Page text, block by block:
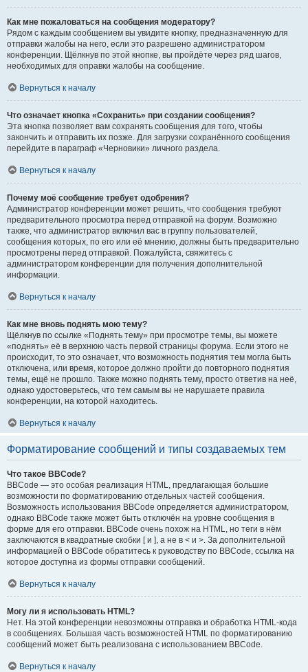
Как мне пожаловаться на сообщения модератору?
Рядом с каждым сообщением вы увидите кнопку, предназначенную для
отправки жалобы на него, если это разрешено администратором
конференции. Щёлкнув по этой кнопке, вы пройдёте через ряд шагов,
необходимых для оправки жалобы на сообщение.
Вернуться к началу
Что означает кнопка «Сохранить» при создании сообщения?
Эта кнопка позволяет вам сохранять сообщения для того, чтобы
закончить и отправить их позже. Для загрузки сохранённого сообщения
перейдите в параграф «Черновики» личного раздела.
Вернуться к началу
Почему моё сообщение требует одобрения?
Администратор конференции может решить, что сообщения требуют
предварительного просмотра перед отправкой на форум. Возможно
также, что администратор включил вас в группу пользователей,
сообщения которых, по его или её мнению, должны быть предварительно
просмотрены перед отправкой. Пожалуйста, свяжитесь с
администратором конференции для получения дополнительной
информации.
Вернуться к началу
Как мне вновь поднять мою тему?
Щёлкнув по ссылке «Поднять тему» при просмотре темы, вы можете
«поднять» её в верхнюю часть первой страницы форума. Если этого не
происходит, то это означает, что возможность поднятия тем могла быть
отключена, или время, которое должно пройти до повторного поднятия
темы, ещё не прошло. Также можно поднять тему, просто ответив на неё,
однако удостоверьтесь, что тем самым вы не нарушаете правила
конференции, на которой находитесь.
Вернуться к началу
Форматирование сообщений и типы создаваемых тем
Что такое BBCode?
BBCode — это особая реализация HTML, предлагающая большие
возможности по форматированию отдельных частей сообщения.
Возможность использования BBCode определяется администратором,
однако BBCode также может быть отключён на уровне сообщения в
форме для его отправки. BBCode очень похож на HTML, но теги в нём
заключаются в квадратные скобки [ и ], а не в < и >. За дополнительной
информацией о BBCode обратитесь к руководству по BBCode, ссылка на
которое доступна из формы отправки сообщений.
Вернуться к началу
Могу ли я использовать HTML?
Нет. На этой конференции невозможны отправка и обработка HTML-кода
в сообщениях. Большая часть возможностей HTML по форматированию
сообщений может быть реализована с использованием BBCode.
Вернуться к началу